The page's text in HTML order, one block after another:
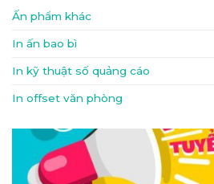
Ấn phẩm khác
In ấn bao bì
In kỹ thuật số quảng cáo
In offset văn phòng